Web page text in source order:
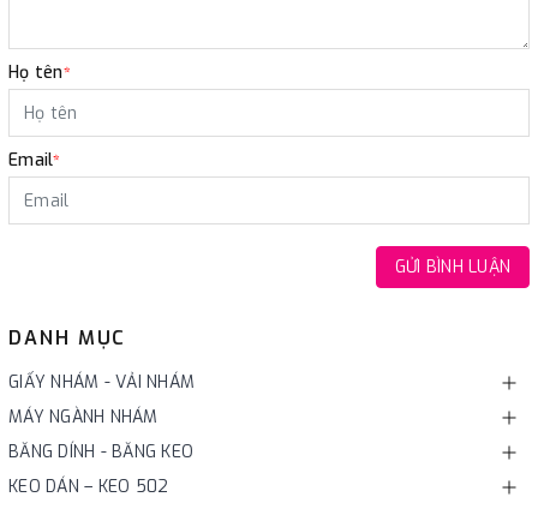
DANH MỤC
GIẤY NHÁM - VẢI NHÁM
MÁY NGÀNH NHÁM
BĂNG DÍNH - BĂNG KEO
KEO DÁN – KEO 502
Họ tên*
Email*
GỬI BÌNH LUẬN